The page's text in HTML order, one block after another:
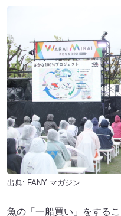
出典: FANY マガジン
魚の「一船買い」をする